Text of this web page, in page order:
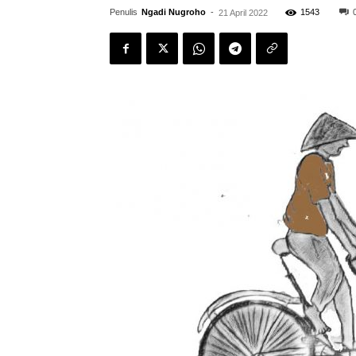
Penulis Ngadi Nugroho - 21 April 2022 1543